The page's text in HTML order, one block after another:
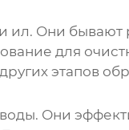
ил. Они бывают
для
этапов
Они